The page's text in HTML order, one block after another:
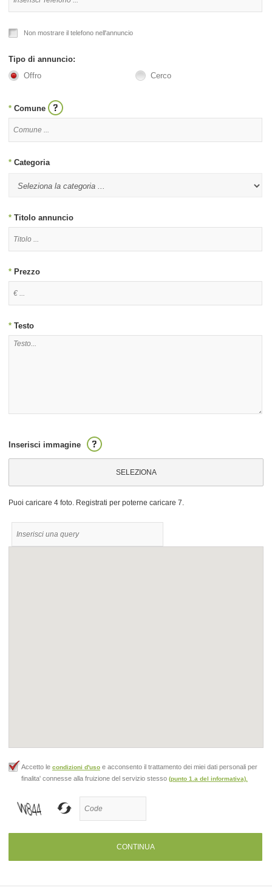
Non mostrare il telefono nell'annuncio
Tipo di annuncio:
Offro
Cerco
* Comune
* Categoria
* Titolo annuncio
* Prezzo
* Testo
Inserisci immagine
SELEZIONA
Puoi caricare 4 foto. Registrati per poterne caricare 7.
Accetto le condizioni d'uso e acconsento il trattamento dei miei dati personali per
finalita' connesse alla fruizione del servizio stesso (punto 1.a del informativa).
CONTINUA